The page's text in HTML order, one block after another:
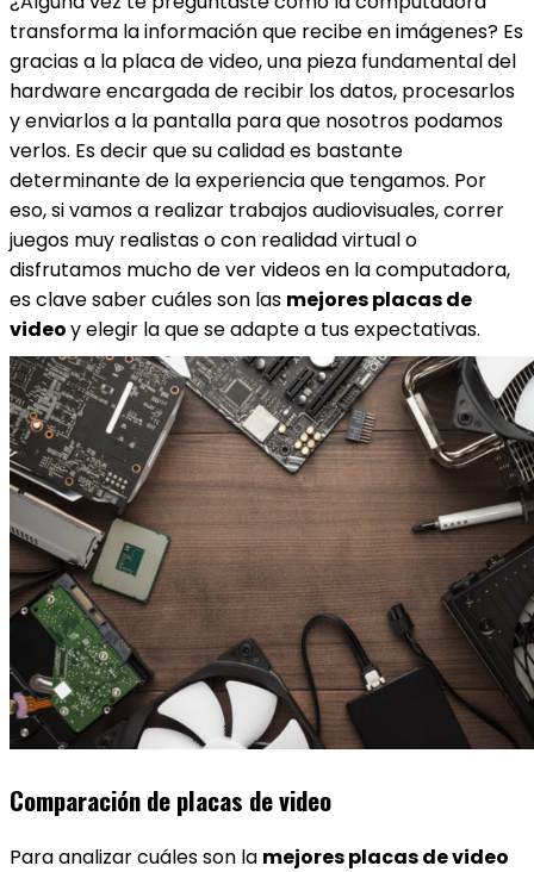
transforma la información que recibe en imágenes? Es
gracias a la placa de video, una pieza fundamental del
hardware encargada de recibir los datos, procesarlos
y enviarlos a la pantalla para que nosotros podamos
verlos. Es decir que su calidad es bastante
determinante de la experiencia que tengamos. Por
eso, si vamos a realizar trabajos audiovisuales, correr
juegos muy realistas o con realidad virtual o
disfrutamos mucho de ver videos en la computadora,
es clave saber cuáles son las mejores placas de
videoy elegir la que se adapte a tus expectativas.
Comparación de placas de video
Para analizar cuáles son la mejores placas de video